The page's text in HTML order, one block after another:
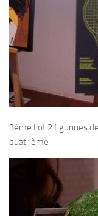
3ème Lot 2 figurines
quatrième